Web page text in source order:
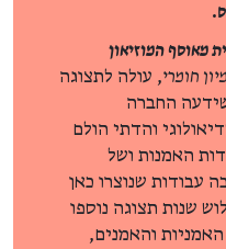
.
מאוסף המוזיאון
חומרי, עולה לתצוגה
החברה
והדתי הולם
האמנות ושל
עבודות שנוצרו כאן
שנות תצוגה נוספו
האמניות והאמנים,